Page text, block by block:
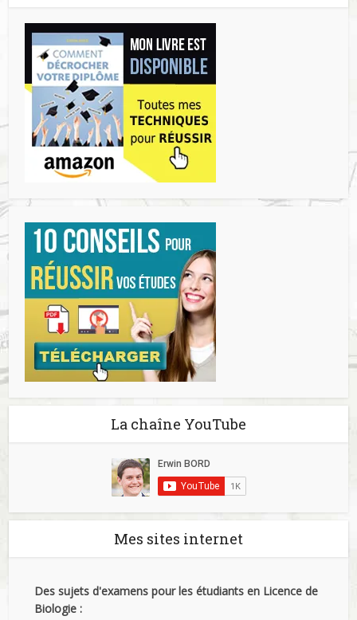
La chaîne YouTube
Mes sites internet
Des sujets d'examens pour les étudiants en Licence de
Biologie :